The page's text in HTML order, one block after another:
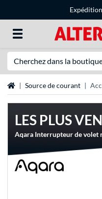
Page d'accueil
Source de courant
LES PLUS
Aqara Interrupteur de volet